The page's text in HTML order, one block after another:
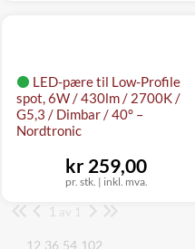
LED-pære til Low-Profile
spot, 6W / 430lm / 2700K /
G5,3 / Dimbar / 40° –
Nordtronic
pr. stk. | inkl. mva.
kr 259,00
Side
12 36 54 102